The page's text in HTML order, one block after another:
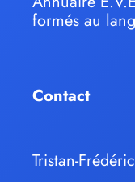
formés au
Contact
Tristan-